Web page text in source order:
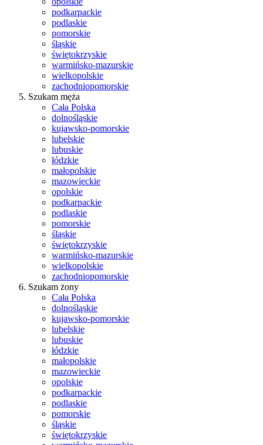
podkarpackie
podlaskie
pomorskie
śląskie
świętokrzyskie
warmińsko-mazurskie
wielkopolskie
zachodniopomorskie
Szukam męża
Cała Polska
dolnośląskie
kujawsko-pomorskie
lubelskie
lubuskie
łódzkie
małopolskie
mazowieckie
opolskie
podkarpackie
podlaskie
pomorskie
śląskie
świętokrzyskie
warmińsko-mazurskie
wielkopolskie
zachodniopomorskie
Szukam żony
Cała Polska
dolnośląskie
kujawsko-pomorskie
lubelskie
lubuskie
łódzkie
małopolskie
mazowieckie
opolskie
podkarpackie
podlaskie
pomorskie
śląskie
świętokrzyskie